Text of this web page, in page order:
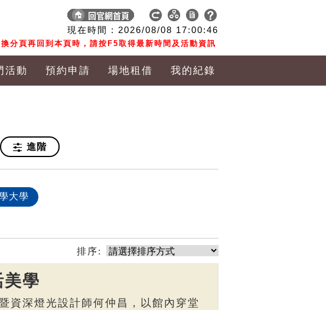
現在時間 : 2026/08/08 17:00:47
分頁再回到本頁時，請按F5取得最新時間及活動資訊
活動 預約申請 場地租借 我的紀錄
進階
大學
排序:
學
資深燈光設計師何仲昌，以館內穿堂